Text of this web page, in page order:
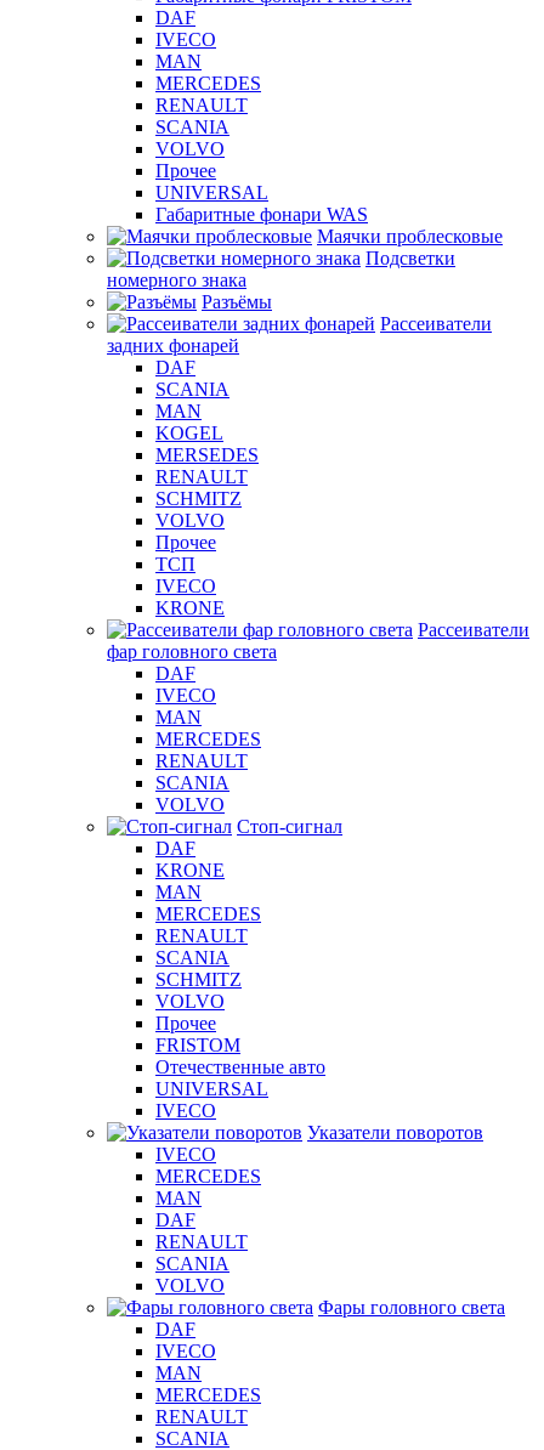
DAF
IVECO
MAN
MERCEDES
RENAULT
SCANIA
VOLVO
Прочее
UNIVERSAL
Габаритные фонари WAS
Маячки проблесковые
Подсветки
номерного знака
Разъёмы
Рассеиватели
задних фонарей
DAF
SCANIA
MAN
KOGEL
MERSEDES
RENAULT
SCHMITZ
VOLVO
Прочее
ТСП
IVECO
KRONE
Рассеиватели
фар головного света
DAF
IVECO
MAN
MERCEDES
RENAULT
SCANIA
VOLVO
Стоп-сигнал
DAF
KRONE
MAN
MERCEDES
RENAULT
SCANIA
SCHMITZ
VOLVO
Прочее
FRISTOM
Отечественные авто
UNIVERSAL
IVECO
Указатели поворотов
IVECO
MERCEDES
MAN
DAF
RENAULT
SCANIA
VOLVO
Фары головного света
DAF
IVECO
MAN
MERCEDES
RENAULT
SCANIA